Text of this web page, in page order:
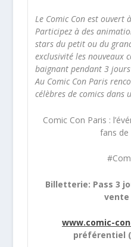
Le Comic Con est
Participez à des
stars du petit ou du
exclusivité les nouveaux
baignant pendant 3
Au Comic Con Paris
célèbres de comics dans
Comic Con Paris :
fans de
Billetterie: Pass 3
vente
www.comic-
préférentiel